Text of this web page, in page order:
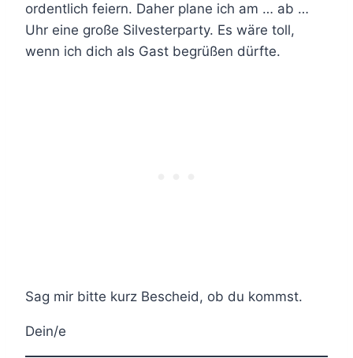
ordentlich feiern. Daher plane ich am … ab …
Uhr eine große Silvesterparty. Es wäre toll,
wenn ich dich als Gast begrüßen dürfte.
Sag mir bitte kurz Bescheid, ob du kommst.
Dein/e